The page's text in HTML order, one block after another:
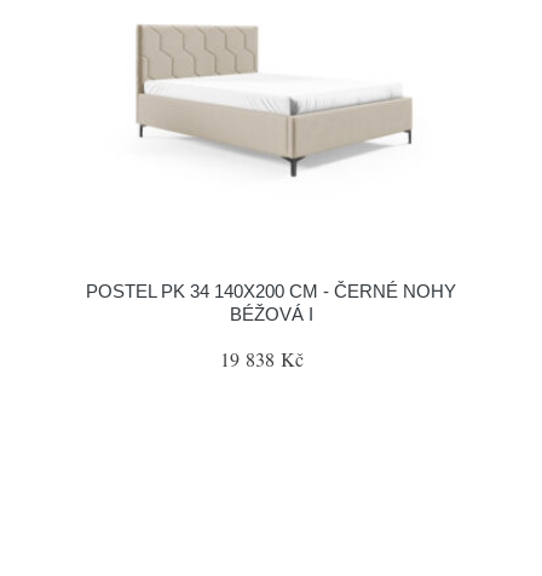
POSTEL PK 34 140X200 CM - ČERNÉ NOHY
BÉŽOVÁ I
19 838 Kč